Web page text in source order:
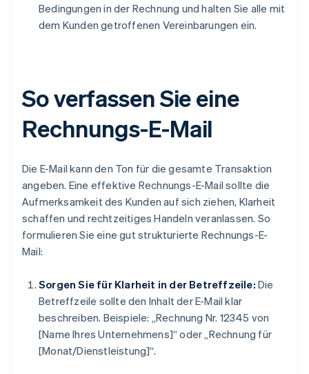
Bedingungen in der Rechnung und halten Sie alle mit
dem Kunden getroffenen Vereinbarungen ein.
So verfassen Sie eine
Rechnungs-E-Mail
Die E-Mail kann den Ton für die gesamte Transaktion
angeben. Eine effektive Rechnungs-E-Mail sollte die
Aufmerksamkeit des Kunden auf sich ziehen, Klarheit
schaffen und rechtzeitiges Handeln veranlassen. So
formulieren Sie eine gut strukturierte Rechnungs-E-
Mail:
Sorgen Sie für Klarheit in der Betreffzeile: Die
Betreffzeile sollte den Inhalt der E-Mail klar
beschreiben. Beispiele: „Rechnung Nr. 12345 von
[Name Ihres Unternehmens]“ oder „Rechnung für
[Monat/Dienstleistung]“.